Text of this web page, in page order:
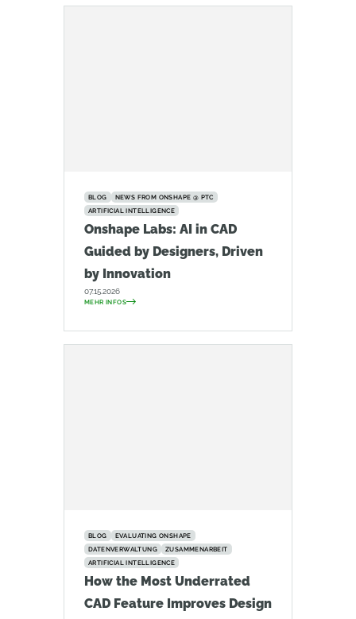
BLOG
NEWS FROM ONSHAPE @ PTC
ARTIFICIAL INTELLIGENCE
Onshape Labs: AI in CAD
Guided by Designers, Driven
by Innovation
07.15.2026
MEHR INFOS
BLOG
EVALUATING ONSHAPE
DATENVERWALTUNG
ZUSAMMENARBEIT
ARTIFICIAL INTELLIGENCE
How the Most Underrated
CAD Feature Improves Design